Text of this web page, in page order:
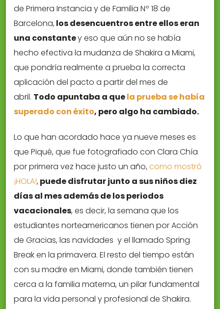
de Primera Instancia y de Familia Nº 18 de
Barcelona, los desencuentros entre ellos eran
una constantey eso que aún no se había
hecho efectiva la mudanza de Shakira a Miami,
que pondría realmente a prueba la correcta
aplicación del pacto a partir del mes de
abril. Todo apuntaba a quela prueba se había
superado con éxito, pero algo ha cambiado.
Lo que han acordado hace ya nueve meses es
que Piqué, que fue fotografiado con Clara Chía
por primera vez hace justo un año, como mostró
¡HOLA!, puede disfrutar junto a sus niños diez
días al mes además de los periodos
vacacionales, es decir, la semana que los
estudiantes norteamericanos tienen por Acción
de Gracias, las navidades y el llamado Spring
Break en la primavera. El resto del tiempo están
con su madre en Miami, donde también tienen
cerca a la familia materna, un pilar fundamental
para la vida personal y profesional de Shakira.